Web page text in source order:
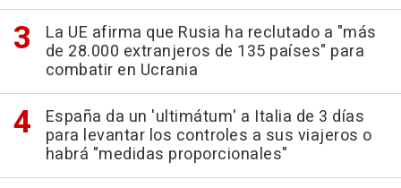
La UE afirma que Rusia ha reclutado a "más
de 28.000 extranjeros de 135 países" para
combatir en Ucrania
España da un 'ultimátum' a Italia de 3 días
para levantar los controles a sus viajeros o
habrá "medidas proporcionales"